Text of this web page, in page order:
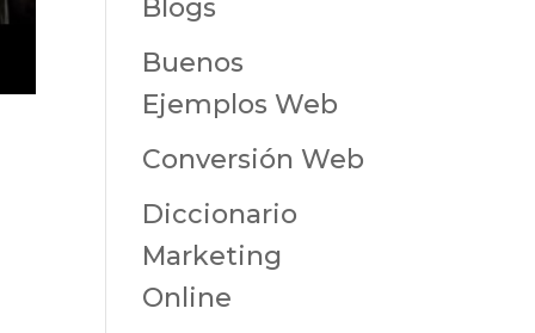
Blogs
Buenos
Ejemplos Web
Conversión Web
Diccionario
Marketing
Online